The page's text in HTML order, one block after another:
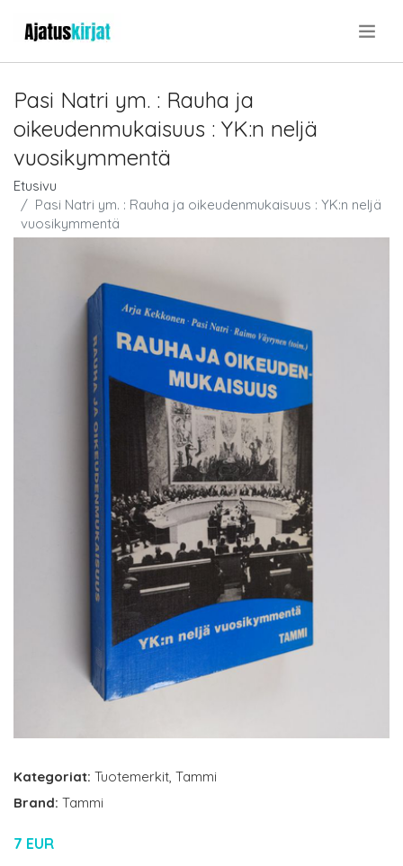
Pasi Natri ym. : Rauha ja
oikeudenmukaisuus : YK:n neljä
vuosikymmentä
Etusivu
Pasi Natri ym. : Rauha ja oikeudenmukaisuus : YK:n neljä
vuosikymmentä
Kategoriat: Tuotemerkit, Tammi
Brand: Tammi
7 EUR